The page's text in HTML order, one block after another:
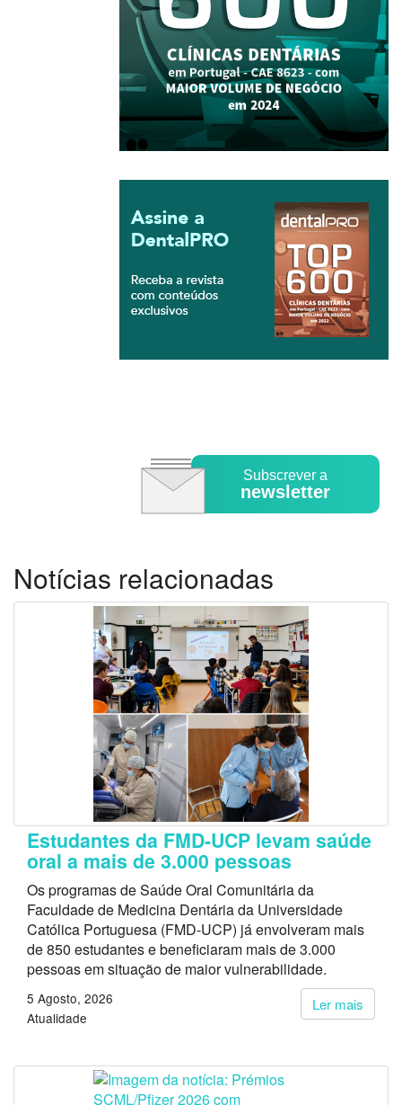
Subscrever a
newsletter
Notícias relacionadas
Estudantes da FMD-UCP levam saúde
oral a mais de 3.000 pessoas
Os programas de Saúde Oral Comunitária da
Faculdade de Medicina Dentária da Universidade
Católica Portuguesa (FMD-UCP) já envolveram mais
de 850 estudantes e beneficiaram mais de 3.000
pessoas em situação de maior vulnerabilidade.
Ler mais
5 Agosto, 2026
Atualidade